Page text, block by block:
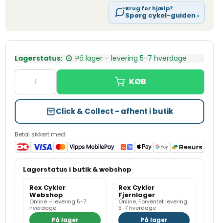
Brug for hjælp?
Spørg cykel-guiden ›
Lagerstatus: På lager – levering 5-7 hverdage
Click & Collect - afhent i butik
Betal sikkert med:
Rex Cykler
Webshop
Online – levering 5-7
hverdage
På lager
Rex Cykler
Fjernlager
Online, Forventet levering:
5-7 hverdage
På lager